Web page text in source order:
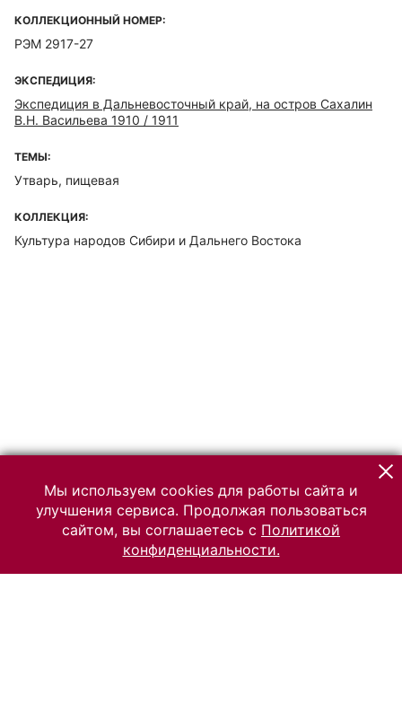
КОЛЛЕКЦИОННЫЙ НОМЕР:
РЭМ 2917-27
ЭКСПЕДИЦИЯ:
Экспедиция в Дальневосточный край, на остров Сахалин
В.Н. Васильева 1910 / 1911
ТЕМЫ:
Утварь, пищевая
КОЛЛЕКЦИЯ:
Культура народов Сибири и Дальнего Востока
Мы используем cookies для работы сайта и
улучшения сервиса. Продолжая пользоваться
сайтом, вы соглашаетесь с Политикой
конфиденциальности.